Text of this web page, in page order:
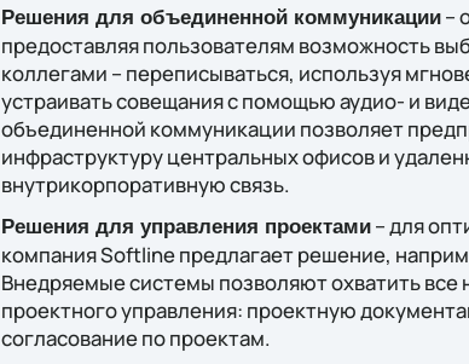
Решения для объединенной коммуникации–
предоставляя пользователям возможность
коллегами – переписываться, используя
устраивать совещания с помощью аудио- и
объединенной коммуникации позволяет
инфраструктуру центральных офисов и
внутрикорпоративную связь.
Решения для управления проектами– для
компания Softline предлагает решение,
Внедряемые системы позволяют охватить
проектного управления: проектную
согласование по проектам.